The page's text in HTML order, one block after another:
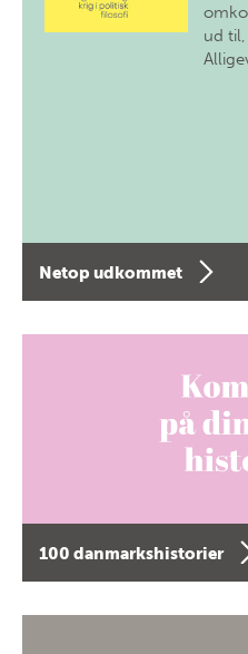
ud
Netop udkommet
100 danmarkshistorier